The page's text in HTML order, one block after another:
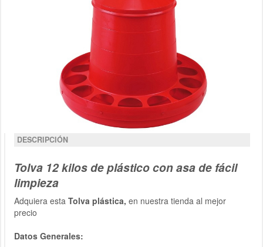
DESCRIPCIÓN
Tolva 12 kilos de plástico con asa de fácil
limpieza
Adquiera esta Tolva plástica, en nuestra tienda al mejor
precio
Datos Generales: